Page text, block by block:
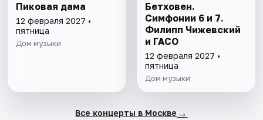
Пиковая дама
12 февраля 2027 •
пятница
Дом музыки
Бетховен.
Симфонии 6 и 7.
Филипп Чижевский
и ГАСО
12 февраля 2027 •
пятница
Дом музыки
Все концерты в Москве →